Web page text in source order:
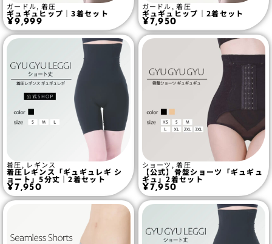
ガードル, 着圧
ギュギュヒップ｜3着セット
¥9,999
ガードル,着圧
ギュギュヒップ｜2着セット
¥7,950
着圧, レギンス
着圧レギンス「ギュギュレギ シ
ョート」5分丈｜2着セット
¥7,950
ショーツ,着圧
【公式】骨盤ショーツ「ギュギュ
ギュ」2着セット
¥7,950